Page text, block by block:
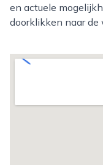
en actuele
doorklikken naar